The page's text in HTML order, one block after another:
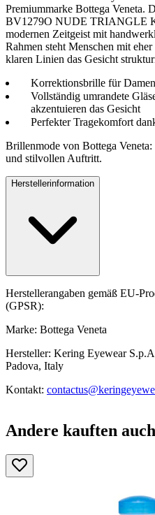
Premiummarke Bottega Veneta.
BV1279O NUDE TRIANGLE
modernen Zeitgeist mit
Rahmen steht Menschen mit
klaren Linien das Gesicht
Korrektionsbrille für
Vollständig umrandete
akzentuieren das Gesicht
Perfekter Tragekomfort
Brillenmode von Bottega
und stilvollen Auftritt.
Herstellerinformation
Herstellerangaben gemäß EU-
(GPSR):
Marke: Bottega Veneta
Hersteller: Kering Eyewear
Padova, Italy
Kontakt:
Andere kauften auch